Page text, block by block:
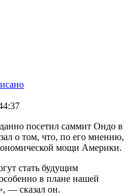
посетил саммит Ондо в
о том, что, по его мнению,
мощи Америки.
стать будущим
в плане нашей
— сказал он.